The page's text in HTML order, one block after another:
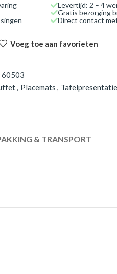
Levertijd: 2 – 4
Gratis bezorging
Direct contact
Voeg toe aan favorieten
60503
, Placemats , Tafelpresentatie
& TRANSPORT